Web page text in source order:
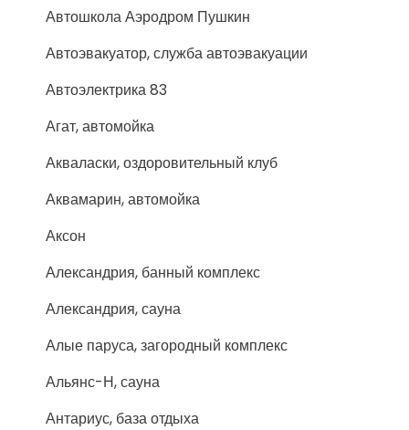
Автошкола Аэродром Пушкин
Автоэвакуатор, служба автоэвакуации
Автоэлектрика 83
Агат, автомойка
Акваласки, оздоровительный клуб
Аквамарин, автомойка
Аксон
Александрия, банный комплекс
Александрия, сауна
Алые паруса, загородный комплекс
Альянс-Н, сауна
Антариус, база отдыха